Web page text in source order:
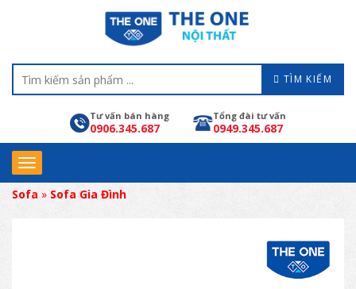
TÌM KIẾM
Tư vấn bán hàng
0906.345.687
Tổng đài tư vấn
0949.345.687
Sofa » Sofa Gia Đình